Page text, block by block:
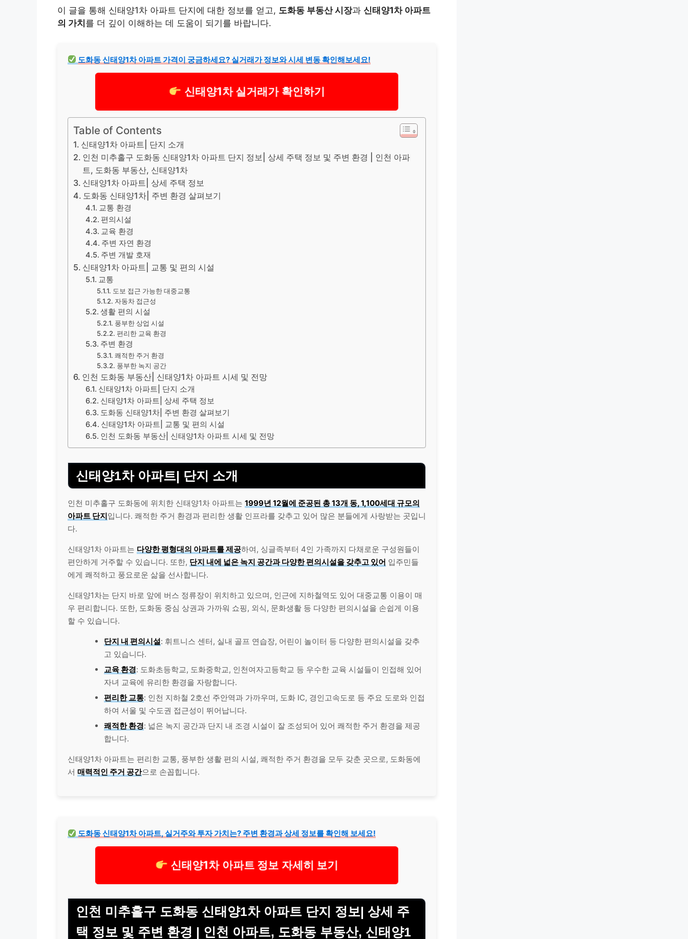
이 글을 통해 신태양1차 아파트 단지에 대한 정보를 얻고, 도화동 부동산 시장과 신태양1차 아파트
의 가치 를 더 깊이 이해하는 데 도움이 되기를 바랍니다.
도화동 신태양1차 아파트 가격이 궁금하세요? 실거래가 정보와 시세 변동 확인해보세요!
신태양1차 실거래가 확인하기
Table of Contents
신태양1차 아파트| 단지 소개
인천 미추홀구 도화동 신태양1차 아파트 단지 정보| 상세 주택 정보 및 주변 환경 | 인천 아파
트, 도화동 부동산, 신태양1차
신태양1차 아파트| 상세 주택 정보
도화동 신태양1차| 주변 환경 살펴보기
교통 환경
편의시설
교육 환경
주변 자연 환경
주변 개발 호재
신태양1차 아파트| 교통 및 편의 시설
교통
도보 접근 가능한 대중교통
자동차 접근성
생활 편의 시설
풍부한 상업 시설
편리한 교육 환경
주변 환경
쾌적한 주거 환경
풍부한 녹지 공간
인천 도화동 부동산| 신태양1차 아파트 시세 및 전망
신태양1차 아파트| 단지 소개
신태양1차 아파트| 상세 주택 정보
도화동 신태양1차| 주변 환경 살펴보기
신태양1차 아파트| 교통 및 편의 시설
인천 도화동 부동산| 신태양1차 아파트 시세 및 전망
신태양1차 아파트| 단지 소개
인천 미추홀구 도화동에 위치한 신태양1차 아파트는 1999년 12월에 준공된 총 13개 동, 1,100세대 규모의
아파트 단지입니다. 쾌적한 주거 환경과 편리한 생활 인프라를 갖추고 있어 많은 분들에게 사랑받는 곳입니
다.
신태양1차 아파트는 다양한 평형대의 아파트를 제공하여, 싱글족부터 4인 가족까지 다채로운 구성원들이
편안하게 거주할 수 있습니다. 또한, 단지 내에 넓은 녹지 공간과 다양한 편의시설을 갖추고 있어 입주민들
에게 쾌적하고 풍요로운 삶을 선사합니다.
신태양1차는 단지 바로 앞에 버스 정류장이 위치하고 있으며, 인근에 지하철역도 있어 대중교통 이용이 매
우 편리합니다. 또한, 도화동 중심 상권과 가까워 쇼핑, 외식, 문화생활 등 다양한 편의시설을 손쉽게 이용
할 수 있습니다.
단지 내 편의시설: 휘트니스 센터, 실내 골프 연습장, 어린이 놀이터 등 다양한 편의시설을 갖추
고 있습니다.
교육 환경: 도화초등학교, 도화중학교, 인천여자고등학교 등 우수한 교육 시설들이 인접해 있어
자녀 교육에 유리한 환경을 자랑합니다.
편리한 교통: 인천 지하철 2호선 주안역과 가까우며, 도화 IC, 경인고속도로 등 주요 도로와 인접
하여 서울 및 수도권 접근성이 뛰어납니다.
쾌적한 환경: 넓은 녹지 공간과 단지 내 조경 시설이 잘 조성되어 있어 쾌적한 주거 환경을 제공
합니다.
신태양1차 아파트는 편리한 교통, 풍부한 생활 편의 시설, 쾌적한 주거 환경을 모두 갖춘 곳으로, 도화동에
서 매력적인 주거 공간으로 손꼽힙니다.
도화동 신태양1차 아파트, 실거주와 투자 가치는? 주변 환경과 상세 정보를 확인해 보세요!
신태양1차 아파트 정보 자세히 보기
인천 미추홀구 도화동 신태양1차 아파트 단지 정보| 상세 주
택 정보 및 주변 환경 | 인천 아파트, 도화동 부동산, 신태양1